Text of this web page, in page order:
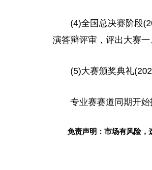
(4)全国总决赛阶段
演答辩评审，评出大赛一
(5)大赛颁奖典礼
专业赛赛道同期开始
免责声明：市场有风险，